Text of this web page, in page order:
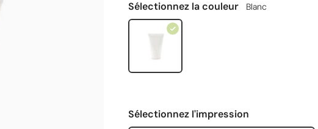
Sélectionnez la couleur Blanc
Sélectionnez l'impression